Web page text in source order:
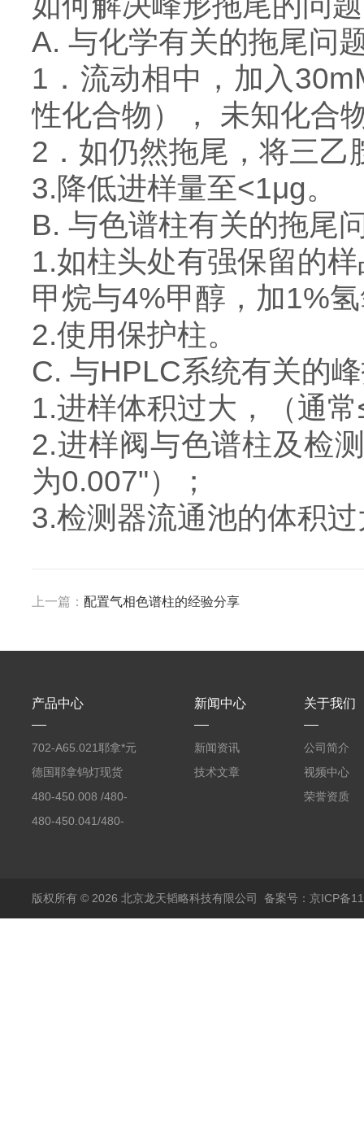
A. 与化学有关的拖尾问
1．流动相中，加入
性化合物）， 未知化合
2．如仍然拖尾，将三
3.降低进样量至<1μg。
B. 与色谱柱有关的拖尾
1.如柱头处有强保留的
甲烷与4%甲醇，加1%
2.使用保护柱。
C. 与HPLC系统有关的
1.进样体积过大，（通
2.进样阀与色谱柱及检
为0.007"）；
3.检测器流通池的体积
上一篇： 配置气相色谱柱的经验分享
产品中心
702-A65.021耶拿*元
素分析仪反应罐
德国耶拿钨灯现货
480-450.008 /480-
450.008C耶拿镉Cd空
480-450.041/480-
包邮
新闻中心
新闻资讯
技术文章
关于我们
公司简介
视频中心
荣誉资质
版权所有 © 2026 北京龙天韬略科技有限公司 备案号：京ICP备